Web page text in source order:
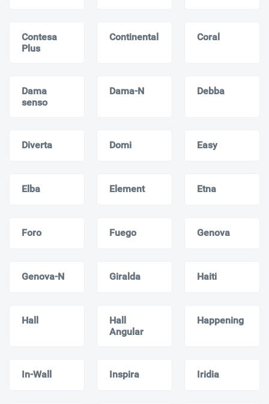
Contesa
Plus
Continental Coral
Dama
senso
Dama-N Debba
Diverta Domi Easy
Elba Element Etna
Foro Fuego Genova
Genova-N Giralda Haiti
Hall
Hall
Angular
Happening
In-Wall Inspira Iridia